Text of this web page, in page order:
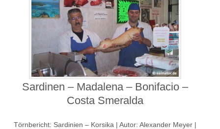
Sardinen – Madalena – Bonifacio –
Costa Smeralda
Törnbericht: Sardinien – Korsika | Autor: Alexander Meyer |